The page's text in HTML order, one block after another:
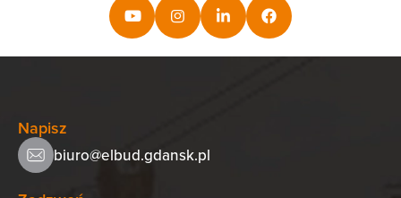
Napisz
biuro@elbud.gdansk.pl